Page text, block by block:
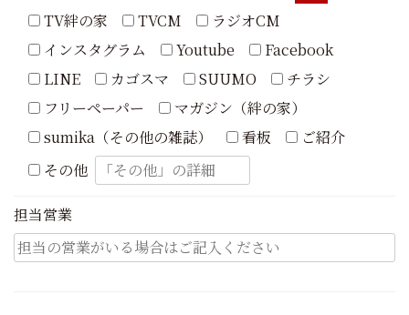
TV絆の家 TVCM
ラジオCM
インスタグラム
Youtube
Facebook
LINE
カゴスマ SUUMO
チラシ
フリーペーパー
マガジン（絆の家）
sumika（その他の雑誌）
看板
ご紹介
その他
担当営業